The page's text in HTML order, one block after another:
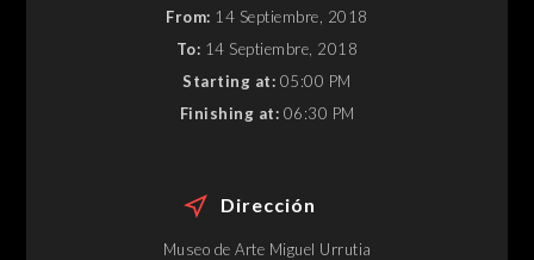
From: 14 Septiembre, 2018
To: 14 Septiembre, 2018
Starting at: 05:00 PM
Finishing at: 06:30 PM
Dirección
Museo de Arte Miguel Urrutia